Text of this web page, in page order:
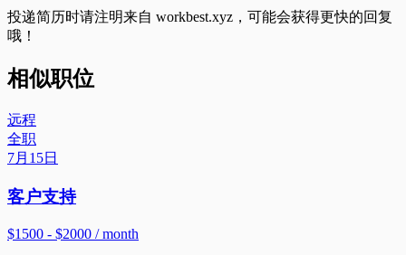
投递简历时请注明来自 workbest.xyz ，可能会获得更快的回复
哦！
相似职位
远程
全职
7月15日
客户支持
$1500 - $2000 / month